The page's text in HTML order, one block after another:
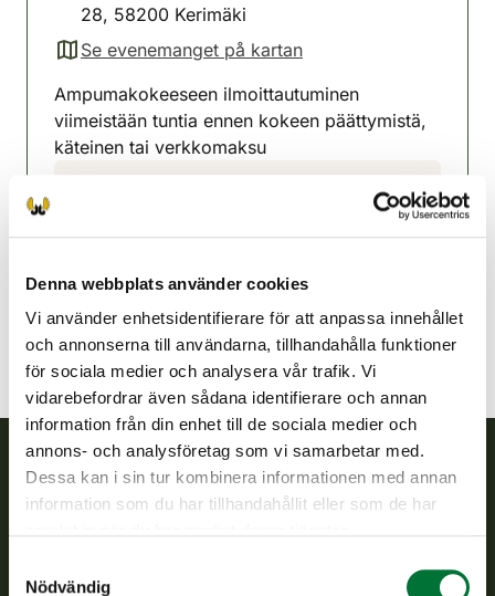
Denna webbplats använder cookies
Vi använder enhetsidentifierare för att anpassa innehållet
och annonserna till användarna, tillhandahålla funktioner
för sociala medier och analysera vår trafik. Vi
vidarebefordrar även sådana identifierare och annan
information från din enhet till de sociala medier och
annons- och analysföretag som vi samarbetar med.
Dessa kan i sin tur kombinera informationen med annan
information som du har tillhandahållit eller som de har
Nödvändig
28, 58200 Kerimäki
Se evenemanget på kartan
(avautuu uuteen välilehteen)
Ampumakokeeseen ilmoittautuminen
viimeistään tuntia ennen kokeen päättymistä,
käteinen tai verkkomaksu
kerimaki@rhy.riista.fi
Finlands viltcentral
jaktvårdsföreningarnas verksamhet, ser till att viltpolitiken